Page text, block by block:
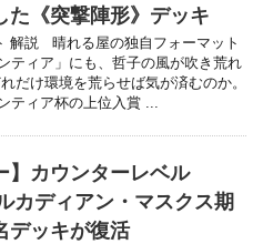
た《突撃陣形》デッキ
解説 晴れる屋の独自フォーマット
ティア」にも、哲子の風が吹き荒れ
だけ環境を荒らせば気が済むのか。
ティア杯の上位入賞 ...
】カウンターレベル
カディアン・マスクス期
デッキが復活